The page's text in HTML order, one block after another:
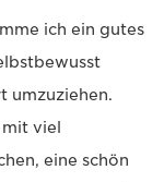
ich ein gutes
umzuziehen.
viel
eine schön